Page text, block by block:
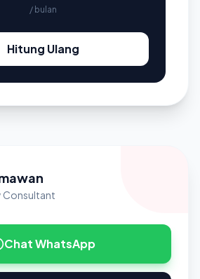
/ bulan
Hitung Ulang
Consultant
Chat WhatsApp